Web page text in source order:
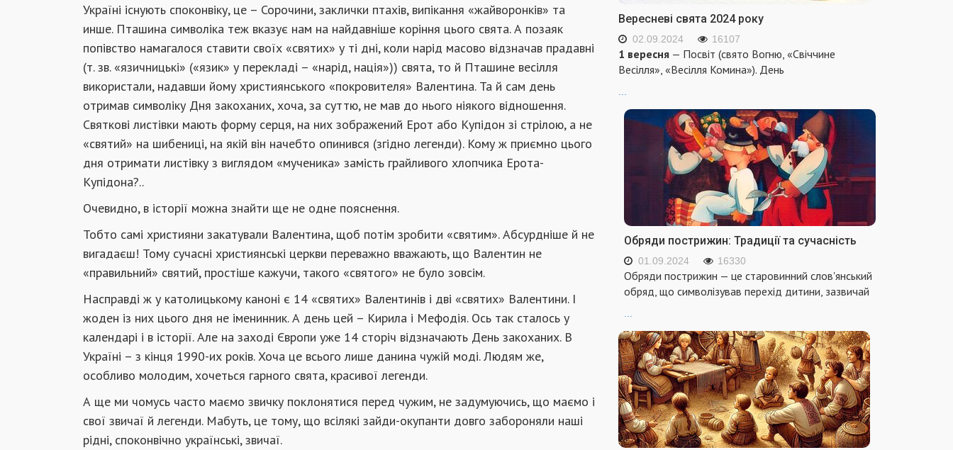
Україні існують споконвіку, це – Сорочини, заклички птахів, випікання «жайворонків» та
инше. Пташина символіка теж вказує нам на найдавніше коріння цього свята. А позаяк
попівство намагалося ставити своїх «святих» у ті дні, коли нарід масово відзначав прадавні
(т. зв. «язичницькі» («язик» у перекладі – «нарід, нація»)) свята, то й Пташине весілля
використали, надавши йому християнського «покровителя» Валентина. Та й сам день
отримав символіку Дня закоханих, хоча, за суттю, не мав до нього ніякого відношення.
Святкові листівки мають форму серця, на них зображений Ерот або Купідон зі стрілою, а не
«святий» на шибениці, на якій він начебто опинився (згідно легенди). Кому ж приємно цього
дня отримати листівку з виглядом «мученика» замість грайливого хлопчика Ерота-
Купідона?..
Очевидно, в історії можна знайти ще не одне пояснення.
Тобто самі християни закатували Валентина, щоб потім зробити «святим». Абсурдніше й не
вигадаєш! Тому сучасні християнські церкви переважно вважають, що Валентин не
«правильний» святий, простіше кажучи, такого «святого» не було зовсім.
Насправді ж у католицькому каноні є 14 «святих» Валентинів і дві «святих» Валентини. І
жоден із них цього дня не іменинник. А день цей – Кирила і Мефодія. Ось так сталось у
календарі і в історії. Але на заході Європи уже 14 сторіч відзначають День закоханих. В
Україні – з кінця 1990-их років. Хоча це всього лише данина чужій моді. Людям же,
особливо молодим, хочеться гарного свята, красивої легенди.
А ще ми чомусь часто маємо звичку поклонятися перед чужим, не задумуючись, що маємо і
свої звичаї й легенди. Мабуть, це тому, що всілякі зайди-окупанти довго забороняли наші
рідні, споконвічно українські, звичаї.
Вересневі свята 2024 року
02.09.2024 16107
1 вересня — Посвіт (свято Вогню, «Свіччине
Весілля», «Весілля Комина»). День
...
Обряди пострижин: Традиції та сучасність
01.09.2024 16330
Обряди пострижин — це старовинний слов'янський
обряд, що символізував перехід дитини, зазвичай
...